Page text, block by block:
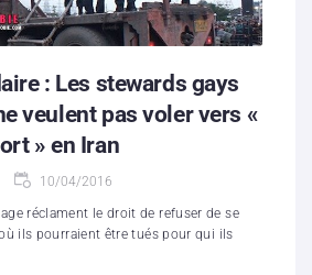
: Les stewards gays
veulent pas voler vers «
» en Iran
10/04/2016
réclament le droit de refuser de se
ils pourraient être tués pour qui ils